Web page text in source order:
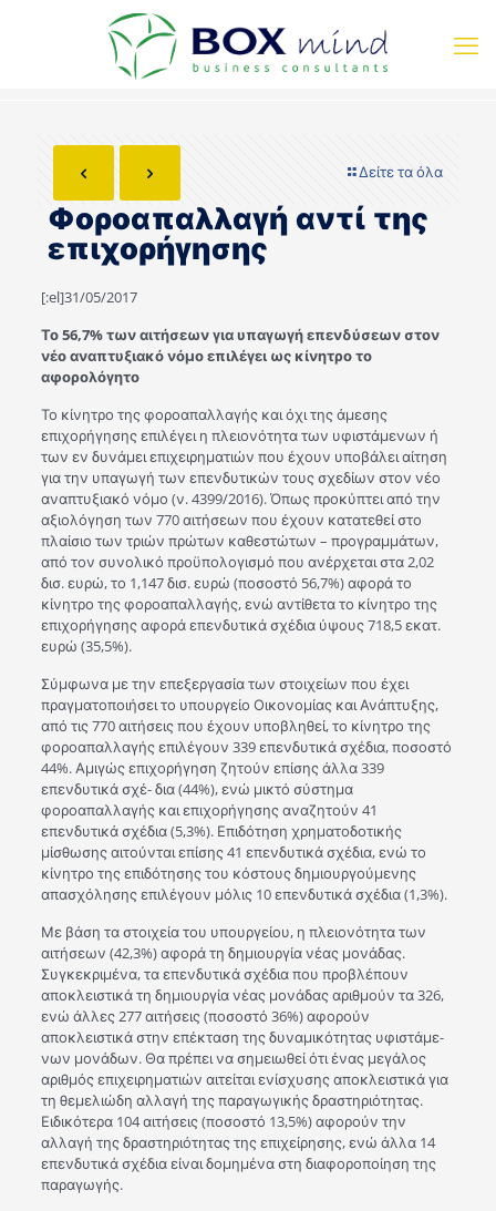
Δείτε τα όλα
Φοροαπαλλαγή αντί της
επιχορήγησης
[:el]31/05/2017
Το 56,7% των αιτήσεων για υπαγωγή επενδύσεων στον
νέο αναπτυξιακό νόμο επιλέγει ως κίνητρο το
αφορολόγητο
Το κίνητρο της φοροαπαλλαγής και όχι της άμεσης
επιχορήγησης επιλέγει η πλειονότητα των υφιστάμενων ή
των εν δυνάμει επιχειρηματιών που έχουν υποβάλει αίτηση
για την υπαγωγή των επενδυτικών τους σχεδίων στον νέο
αναπτυξιακό νόμο (ν. 4399/2016). Όπως προκύπτει από την
αξιολόγηση των 770 αιτήσεων που έχουν κατατεθεί στο
πλαίσιο των τριών πρώτων καθεστώτων – προγραμμάτων,
από τον συνολικό προϋπολογισμό που ανέρχεται στα 2,02
δισ. ευρώ, το 1,147 δισ. ευρώ (ποσοστό 56,7%) αφορά το
κίνητρο της φοροαπαλλαγής, ενώ αντίθετα το κίνητρο της
επιχορήγησης αφορά επενδυτικά σχέδια ύψους 718,5 εκατ.
ευρώ (35,5%).
Σύμφωνα με την επεξεργασία των στοιχείων που έχει
πραγματοποιήσει το υπουργείο Οικονομίας και Ανάπτυξης,
από τις 770 αιτήσεις που έχουν υποβληθεί, το κίνητρο της
φοροαπαλλαγής επιλέγουν 339 επενδυτικά σχέδια, ποσοστό
44%. Αμιγώς επιχορήγηση ζητούν επίσης άλλα 339
επενδυτικά σχέ- δια (44%), ενώ μικτό σύστημα
φοροαπαλλαγής και επιχορήγησης αναζητούν 41
επενδυτικά σχέδια (5,3%). Επιδότηση χρηματοδοτικής
μίσθωσης αιτούνται επίσης 41 επενδυτικά σχέδια, ενώ το
κίνητρο της επιδότησης του κόστους δημιουργούμενης
απασχόλησης επιλέγουν μόλις 10 επενδυτικά σχέδια (1,3%).
Με βάση τα στοιχεία του υπουργείου, η πλειονότητα των
αιτήσεων (42,3%) αφορά τη δημιουργία νέας μονάδας.
Συγκεκριμένα, τα επενδυτικά σχέδια που προβλέπουν
αποκλειστικά τη δημιουργία νέας μονάδας αριθμούν τα 326,
ενώ άλλες 277 αιτήσεις (ποσοστό 36%) αφορούν
αποκλειστικά στην επέκταση της δυναμικότητας υφιστάμε-
νων μονάδων. Θα πρέπει να σημειωθεί ότι ένας μεγάλος
αριθμός επιχειρηματιών αιτείται ενίσχυσης αποκλειστικά για
τη θεμελιώδη αλλαγή της παραγωγικής δραστηριότητας.
Ειδικότερα 104 αιτήσεις (ποσοστό 13,5%) αφορούν την
αλλαγή της δραστηριότητας της επιχείρησης, ενώ άλλα 14
επενδυτικά σχέδια είναι δομημένα στη διαφοροποίηση της
παραγωγής.